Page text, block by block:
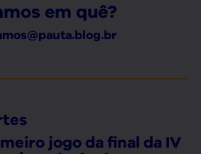
em quê?
jogo da final da IV